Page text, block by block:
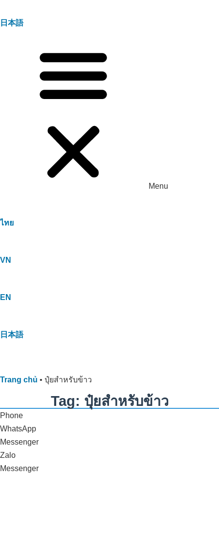
日本語
Menu
ไทย
VN
EN
日本語
Trang chủ • ปุ๋ยสำหรับข้าว
Tag: ปุ๋ยสำหรับข้าว
Phone
WhatsApp
Messenger
Zalo
Messenger